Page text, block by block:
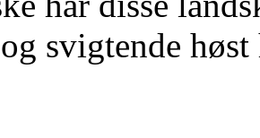
svigtende